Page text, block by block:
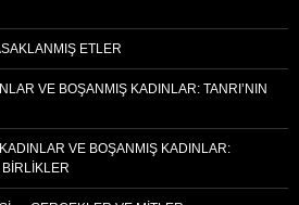
ETLER
VE BOŞANMIŞ KADINLAR: TANRI’NIN
VE BOŞANMIŞ KADINLAR:
BIRLIKLER